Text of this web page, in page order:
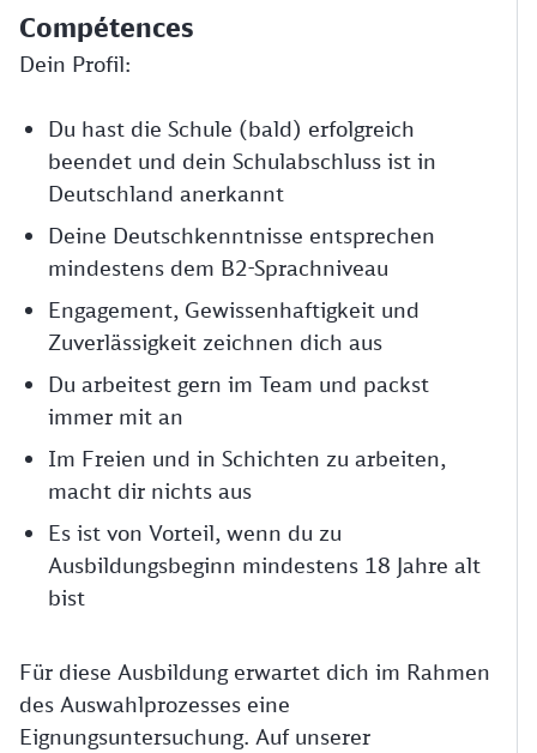
Compétences
Dein Profil:
Du hast die Schule (bald) erfolgreich
beendet und dein Schulabschluss ist in
Deutschland anerkannt
Deine Deutschkenntnisse entsprechen
mindestens dem B2-Sprachniveau
Engagement, Gewissenhaftigkeit und
Zuverlässigkeit zeichnen dich aus
Du arbeitest gern im Team und packst
immer mit an
Im Freien und in Schichten zu arbeiten,
macht dir nichts aus
Es ist von Vorteil, wenn du zu
Ausbildungsbeginn mindestens 18 Jahre alt
bist
Für diese Ausbildung erwartet dich im Rahmen
des Auswahlprozesses eine
Eignungsuntersuchung. Auf unserer